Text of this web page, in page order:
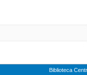
Biblioteca